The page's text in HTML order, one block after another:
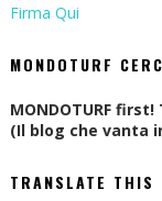
Firma Qui
MONDOTURF
MONDOTURF
(Il blog che vanta
TRANSLATE